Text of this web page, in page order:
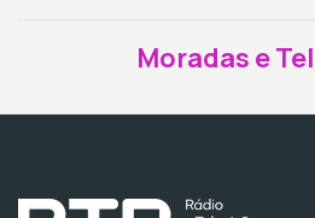
Moradas e